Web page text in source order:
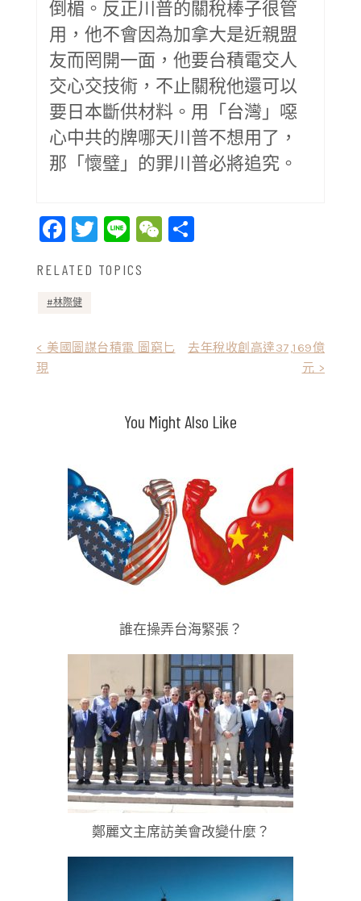
倒楣。反正川普的關稅棒子很管
用，他不會因為加拿大是近親盟
友而罔開一面，他要台積電交人
交心交技術，不止關稅他還可以
要日本斷供材料。用「台灣」噁
心中共的牌哪天川普不想用了，
那「懷璧」的罪川普必將追究。
Facebook
Twitter
LineWeChat
RELATED TOPICS
林際健
< 美國圖謀台積電 圖窮匕
現
去年稅收創高達37,169億
元 >
You Might Also Like
誰在操弄台海緊張？
鄭麗文主席訪美會改變什麼？